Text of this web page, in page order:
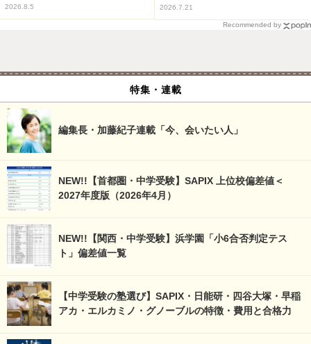
2026.8.5 2026.7.21
Recommended by
特集・連載
編集長・加藤紀子連載「今、会いたい人」
NEW!!【首都圏・中学受験】SAPIX 上位校偏差値＜
2027年度版（2026年4月）
NEW!!【関西・中学受験】浜学園「小6合否判定テス
ト」偏差値一覧
【中学受験の塾選び】SAPIX・日能研・四谷大塚・早稲
アカ・エルカミノ・グノーブルの特徴・費用と合格力